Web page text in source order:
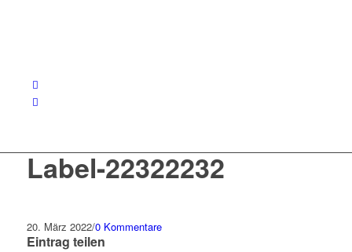
Label-22322232
20. März 2022/0 Kommentare
Eintrag teilen